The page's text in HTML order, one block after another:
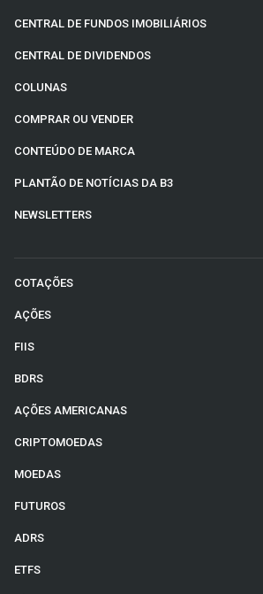
CENTRAL DE FUNDOS IMOBILIÁRIOS
CENTRAL DE DIVIDENDOS
COLUNAS
COMPRAR OU VENDER
CONTEÚDO DE MARCA
PLANTÃO DE NOTÍCIAS DA B3
NEWSLETTERS
COTAÇÕES
AÇÕES
FIIS
BDRS
AÇÕES AMERICANAS
CRIPTOMOEDAS
MOEDAS
FUTUROS
ADRS
ETFS